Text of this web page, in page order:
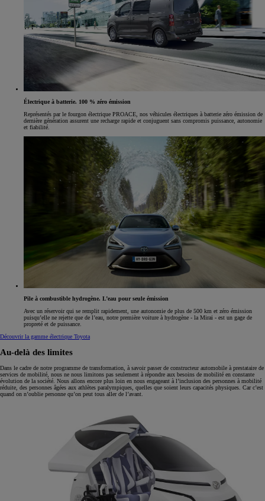
Électrique à batterie. 100 % zéro émission
Représentés par le fourgon électrique PROACE, nos véhicules électriques à batterie zéro émission de
dernière génération assurent une recharge rapide et conjuguent sans compromis puissance, autonomie
et fiabilité.
Pile à combustible hydrogène. L’eau pour seule émission
Avec un réservoir qui se remplit rapidement, une autonomie de plus de 500 km et zéro émission
puisqu’elle ne rejette que de l’eau, notre première voiture à hydrogène - la Mirai - est un gage de
propreté et de puissance.
Découvrir la gamme électrique Toyota
Au-delà des limites
Dans le cadre de notre programme de transformation, à savoir passer de constructeur automobile à prestataire de
services de mobilité, nous ne nous limitons pas seulement à répondre aux besoins de mobilité en constante
évolution de la société. Nous allons encore plus loin en nous engageant à l’inclusion des personnes à mobilité
réduite, des personnes âgées aux athlètes paralympiques, quelles que soient leurs capacités physiques. Car c’est
quand on n’oublie personne qu’on peut tous aller de l’avant.